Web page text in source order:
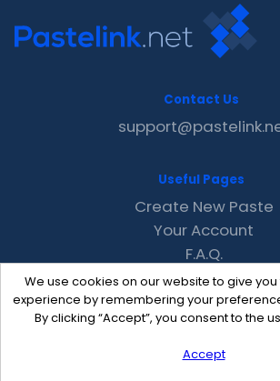
We use cookies on our website to give
experience by remembering your
By clicking “Accept”, you consent to the
Accept
Contact Us
Useful Pages
Create New Paste
Your Account
F.A.Q.
Recent
Contact